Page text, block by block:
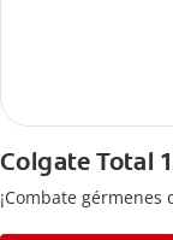
Colgate Total
¡Combate